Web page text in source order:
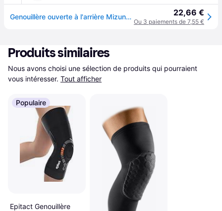
Genouillère ouverte à l'arrière Mizuno - Bleu 22,66 €
Ou 3 paiements de 7,55 €
Produits similaires
Nous avons choisi une sélection de produits qui pourraient
vous intéresser. Tout afficher
Populaire
Epitact Genouillère